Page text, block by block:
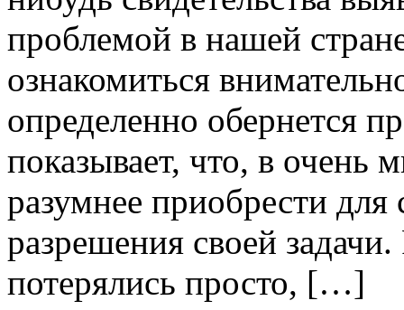
проблемой в нашей
ознакомиться
определенно обернется
показывает, что, в очень
разумнее приобрести
разрешения своей
потерялись просто, […]